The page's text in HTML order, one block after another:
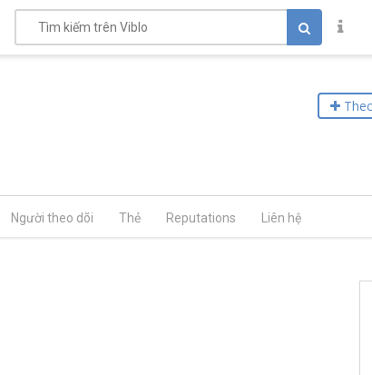
Người theo dõi Thẻ Reputations Liên hệ